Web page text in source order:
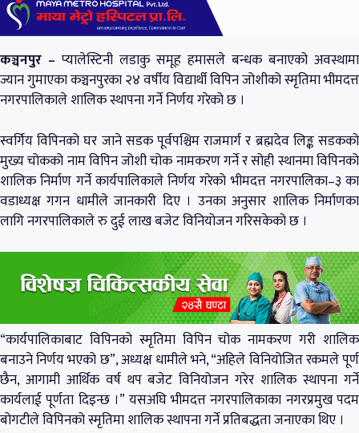
कञ्चनपुर – प्यालेस्टिनी लडाकु समूह हमासले बन्धक बनाएको अवस्थामा
ज्यान गुमाएका कञ्चनपुरका २४ वर्षीय विद्यार्थी विपिन जोशीको स्मृतिमा भीमदत्त
नगरपालिकाले शालिक स्थापना गर्ने निर्णय गरेको छ ।
स्वर्गिय विपिनको घर जाने सडक पूर्वपश्चिम राजमार्ग र ब्रह्मदेव लिङ्क सडकको
मुख्य चोकको नाम विपिन जोशी चोक नामकरण गर्ने र सोही स्थानमा विपिनको
शालिक निर्माण गर्ने कार्यपालिकाले निर्णय गरेको भीमदत्त नगरपालिका–३ का
वडाध्यक्ष गगन धामीले जानकारी दिए । उनका अनुसार शालिक निर्माणका
लागि नगरपालिकाले रु दुई लाख बजेट विनियोजन गरिसकेको छ ।
“कार्यपालिकाबाट विपिनको स्मृतिमा विपिन चोक नामकरण गरी शालिक
बनाउने निर्णय भएको छ”, अध्यक्ष धामीले भने, “अहिले विनियोजित रकमले पूर्ण
छैन, आगामी आर्थिक वर्ष थप बजेट विनियोजन गरेर शालिक स्थापना गर्ने
कार्यलाई पूर्णता दिइन्छ ।” यसअघि भीमदत्त नगरपालिकाका नगरप्रमुख पदम
बोगटीले विपिनको स्मृतिमा शालिक स्थापना गर्ने प्रतिबद्धता जनाएका थिए ।